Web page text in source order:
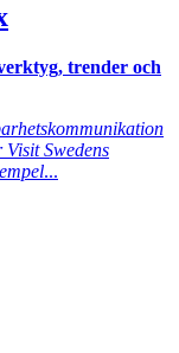
trender och
Swedens
...